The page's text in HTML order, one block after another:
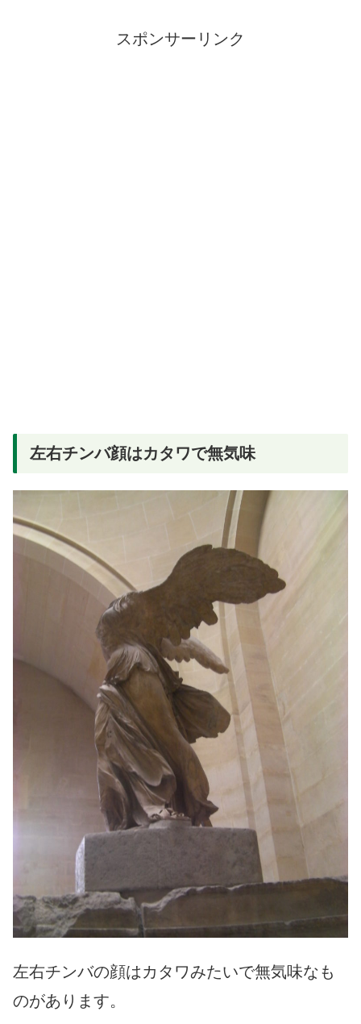
スポンサーリンク
左右チンバ顔はカタワで無気味
左右チンバの顔はカタワみたいで無気味なも
のがあります。